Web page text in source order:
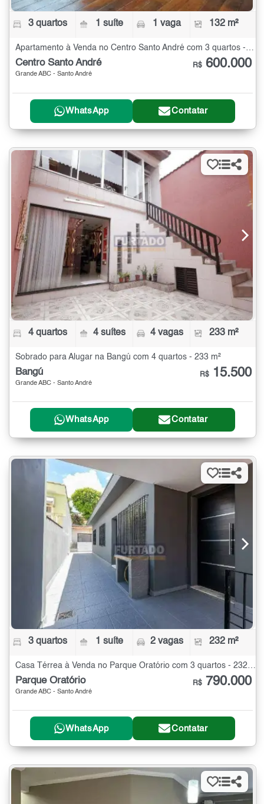
3 quartos 1 suíte 1 vaga 132 m²
Apartamento à Venda no Centro Santo André com 3 quartos - 132 m²
Centro Santo André
Grande ABC - Santo André
R$ 600.000
WhatsApp Contatar
4 quartos 4 suítes 4 vagas 233 m²
Sobrado para Alugar na Bangú com 4 quartos - 233 m²
Bangú
Grande ABC - Santo André
R$ 15.500
WhatsApp Contatar
3 quartos 1 suíte 2 vagas 232 m²
Casa Térrea à Venda no Parque Oratório com 3 quartos - 232 m²
Parque Oratório
Grande ABC - Santo André
R$ 790.000
WhatsApp Contatar